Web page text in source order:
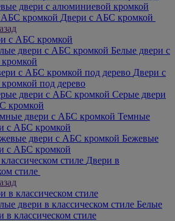
двери с алюминиевой кромкой
Двери с АБС кромкой
с АБС кромкой
Белые двери с
Двери с
под дерево
Серые двери
кромкой
Темные
с АБС кромкой
Бежевые
с АБС кромкой
Двери в
стиле
в классическом стиле
Белые
в классическом стиле